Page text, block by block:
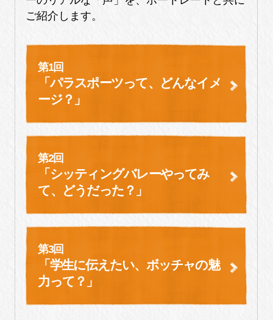
ご紹介します。
第1回
「パラスポーツって、どんなイメ
ージ？」
第2回
「シッティングバレーやってみ
て、
どうだった？」
第3回
「学生に伝えたい、 ボッチャの魅
力って？」